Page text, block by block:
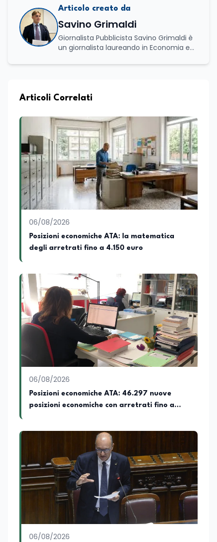
Articolo creato da
Savino Grimaldi
Giornalista Pubblicista Savino Grimaldi è
un giornalista laureando in Economia e
maturata nel settore della formazione.
professionale, distinguendosi per una
attive del lavoro e delle dinamiche che
legano istruzione, occupazione e
sviluppo delle competenze. Alla
preparazione economica e professionale
affianca una grande passione per la
lettura e per il giornalismo, che ne
arricchiscono il profilo umano e
culturale. Spazia con disinvoltura tra
diverse tematiche, offrendo sempre il
proprio punto di vista con equilibrio,
sensibilità e spirito critico.
Articoli Correlati
06/08/2026
Posizioni economiche ATA: la matematica
degli arretrati fino a 4.150 euro
06/08/2026
Posizioni economiche ATA: 46.297 nuove
posizioni economiche con arretrati fino a
06/08/2026